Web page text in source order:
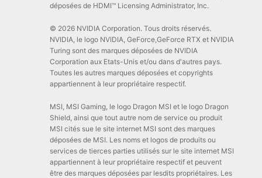
déposées de HDMI™ Licensing Administrator, Inc.
© 2026 NVIDIA Corporation. Tous droits réservés.
NVIDIA, le logo NVIDIA, GeForce,GeForce RTX et NVIDIA
Turing sont des marques déposées de NVIDIA
Corporation aux Etats-Unis et/ou dans d'autres pays.
Toutes les autres marques déposées et copyrights
appartiennent à leur propriétaire respectif.
MSI, MSI Gaming, le logo Dragon MSI et le logo Dragon
Shield, ainsi que tout autre nom de service ou produit
MSI cités sue le site internet MSI sont des marques
déposées de MSI. Les noms et logos de produits ou
services de tierces parties utilisés sur le site internet MSI
appartiennent à leur propriétaire respectif et peuvent
être des marques déposées par lesdits propriétaires. Les